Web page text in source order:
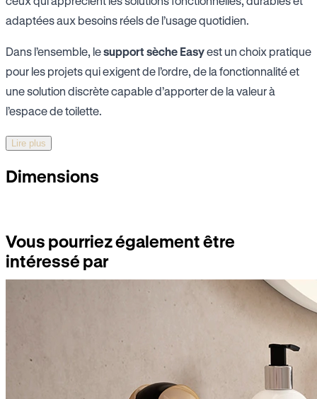
adaptées aux besoins réels de l’usage quotidien.
Dans l’ensemble, lesupport sèche Easyest un choix pratique
pour les projets qui exigent de l’ordre, de la fonctionnalité et
une solution discrète capable d’apporter de la valeur à
l’espace de toilette.
Lire plus
Dimensions
Vous pourriez également être
intéressé par